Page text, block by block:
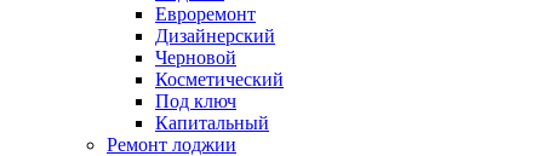
Евроремонт
Дизайнерский
Черновой
Косметический
Под ключ
Капитальный
Ремонт лоджии